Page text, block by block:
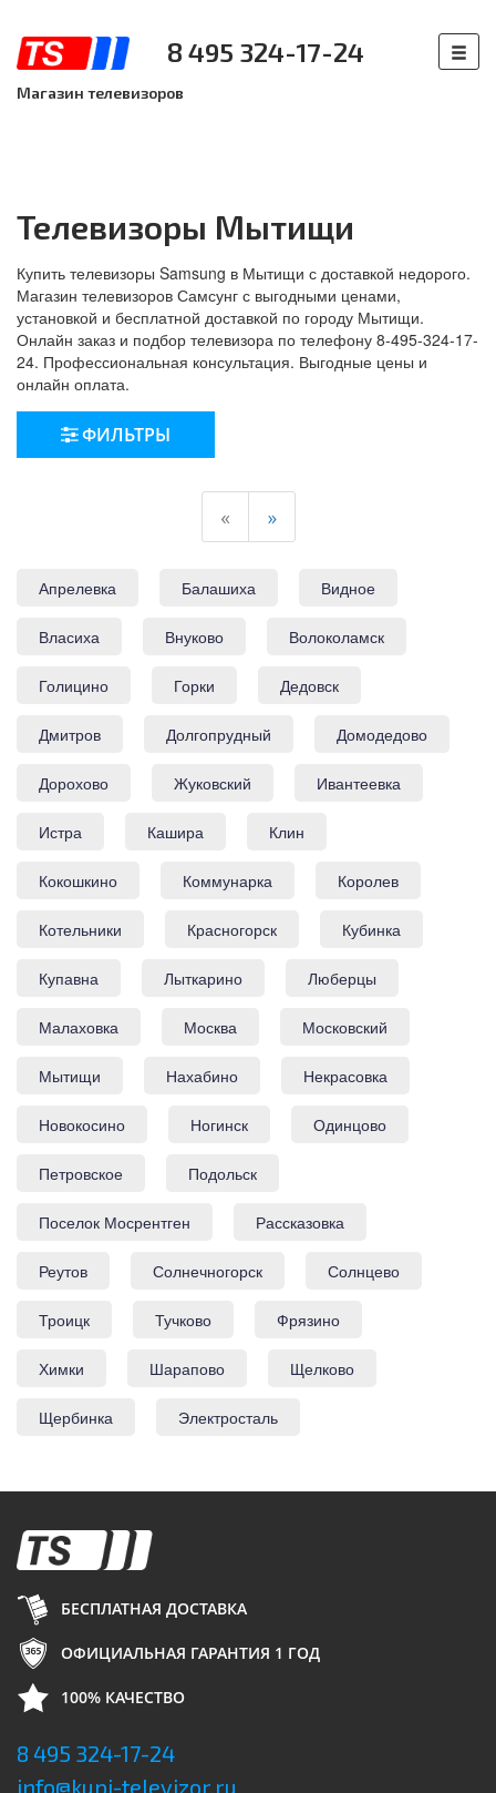
8 495 324-17-24
Магазин телевизоров
Телевизоры Мытищи
Купить телевизоры Samsung в Мытищи с доставкой недорого.
Магазин телевизоров Самсунг с выгодными ценами,
установкой и бесплатной доставкой по городу Мытищи.
Онлайн заказ и подбор телевизора по телефону 8-495-324-17-
24. Профессиональная консультация. Выгодные цены и
онлайн оплата.
ФИЛЬТРЫ
« »
Апрелевка Балашиха Видное
Власиха Внуково Волоколамск
Голицино Горки Дедовск
Дмитров Долгопрудный Домодедово
Дорохово Жуковский Ивантеевка
Истра Кашира Клин
Кокошкино Коммунарка Королев
Котельники Красногорск Кубинка
Купавна Лыткарино Люберцы
Малаховка Москва Московский
Мытищи Нахабино Некрасовка
Новокосино Ногинск Одинцово
Петровское Подольск
Поселок Мосрентген Рассказовка
Реутов Солнечногорск Солнцево
Троицк Тучково Фрязино
Химки Шарапово Щелково
Щербинка Электросталь
БЕСПЛАТНАЯ ДОСТАВКА
ОФИЦИАЛЬНАЯ ГАРАНТИЯ 1 ГОД
100% КАЧЕСТВО
8 495 324-17-24
info@kupi-televizor.ru